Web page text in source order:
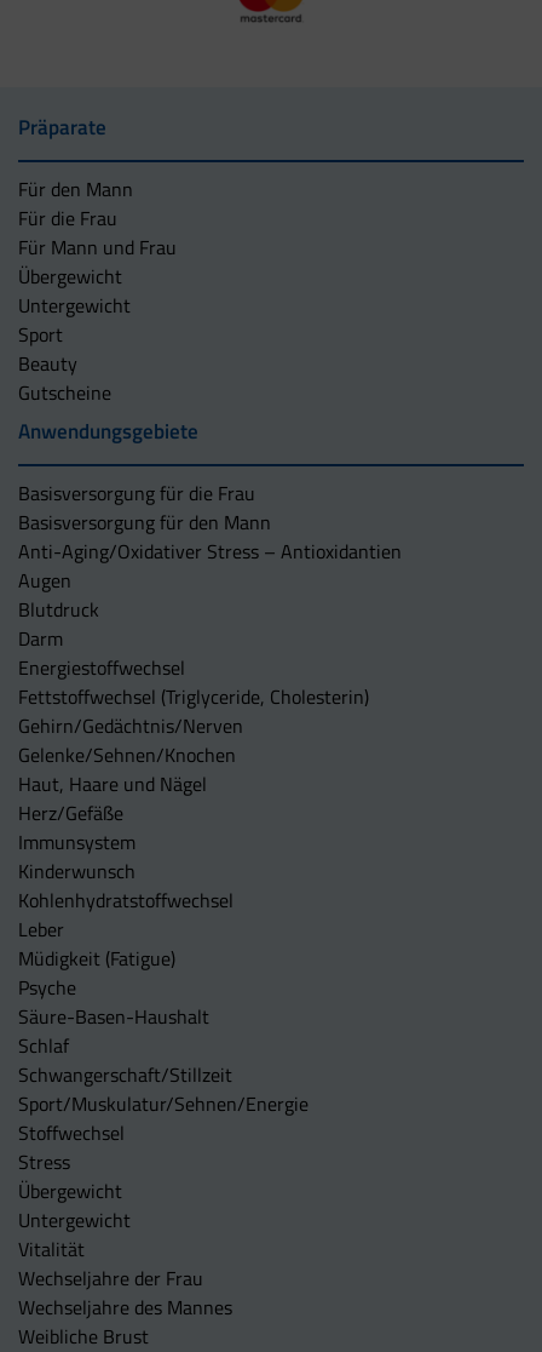
Präparate
Für den Mann
Für die Frau
Für Mann und Frau
Übergewicht
Untergewicht
Sport
Beauty
Gutscheine
Anwendungsgebiete
Basisversorgung für die Frau
Basisversorgung für den Mann
Anti-Aging/Oxidativer Stress – Antioxidantien
Augen
Blutdruck
Darm
Energiestoffwechsel
Fettstoffwechsel (Triglyceride, Cholesterin)
Gehirn/Gedächtnis/Nerven
Gelenke/Sehnen/Knochen
Haut, Haare und Nägel
Herz/Gefäße
Immunsystem
Kinderwunsch
Kohlenhydratstoffwechsel
Leber
Müdigkeit (Fatigue)
Psyche
Säure-Basen-Haushalt
Schlaf
Schwangerschaft/Stillzeit
Sport/Muskulatur/Sehnen/Energie
Stoffwechsel
Stress
Übergewicht
Untergewicht
Vitalität
Wechseljahre der Frau
Wechseljahre des Mannes
Weibliche Brust